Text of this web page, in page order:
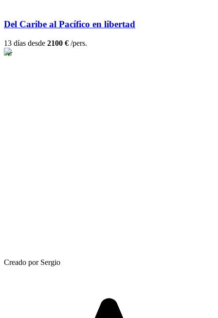
Del Caribe al Pacífico en libertad
13 días desde 2100 € /pers.
Creado por Sergio